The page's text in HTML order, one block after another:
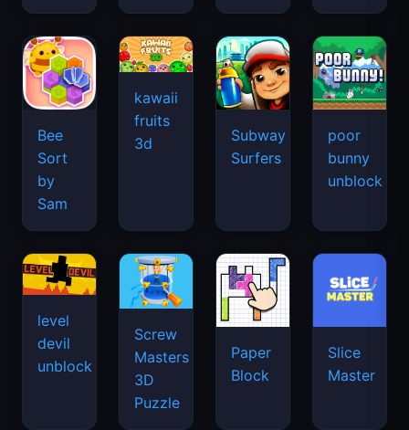
Bee
Sort
by
Sam
kawaii
fruits
3d
Subway
Surfers
poor
bunny
unblock
level
devil
unblock
Screw
Masters
3D
Puzzle
Paper
Block
Slice
Master